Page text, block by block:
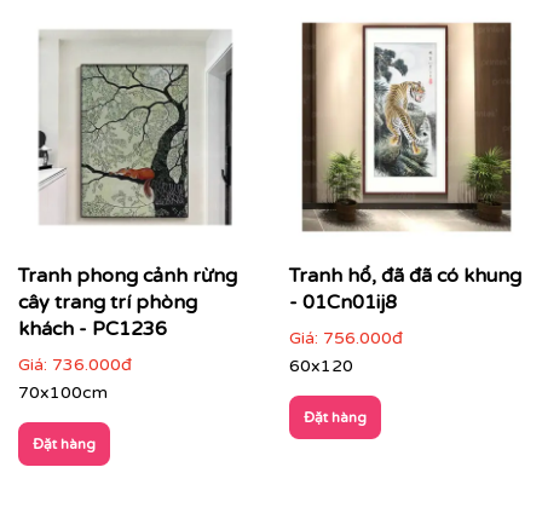
Tranh phong cảnh là dòng tranh trang trí được ưa
chuộng nhờ khả năng tái hiện vẻ đẹp của thiên nhiên,
tạo cảm giác thư thái, rộng mở và cân bằng cảm xúc. Từ
phong cảnh núi non, sông nước, làng quê đến cảnh
thiên nhiên trừu tượng, mỗi bức tranh không chỉ làm
đẹp không gian mà còn góp phần nâng tầm thẩm mỹ
tổng thể.
Tranh phong cảnh rừng
cây trang trí phòng
khách - PC1236
Giá: 736.000đ
70x100cm
Đặt hàng
Tranh hổ, đã đã có khung
- 01Cn01ij8
Giá: 756.000đ
60x120
Đặt hàng